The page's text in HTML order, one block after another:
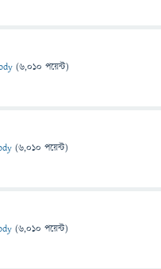
(6,010 পয়েন্ট)
(6,010 পয়েন্ট)
(6,010 পয়েন্ট)